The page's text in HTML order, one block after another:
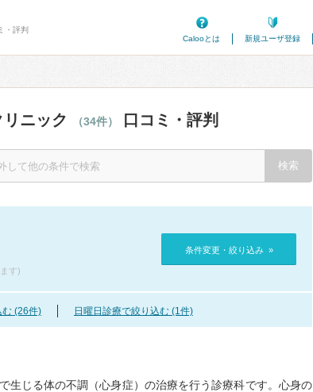
・評判
Calooとは
新規ユーザ登録
ニック （34件） 口コミ・評判
す)
条件変更・絞り込み »
む (26件) 日曜日診療で絞り込む (1件)
生じる体の不調（心身症）の治療を行う診療科です。心身の